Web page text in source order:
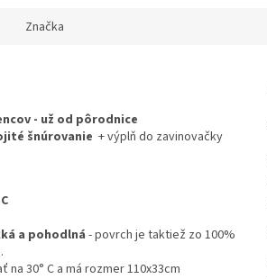
Značka
- už od pôrodnice
šnúrovanie + výplň do zavinovačky
a pohodlná- povrch je taktiež zo 100%
30° C a má rozmer 110x33cm